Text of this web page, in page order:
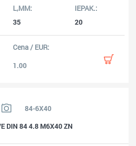
35 20
1.00
84-6X40
DIN 84 4.8 M6X40 ZN